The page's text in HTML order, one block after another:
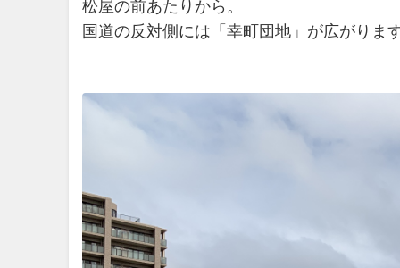
松屋の前あたりから。
国道の反対側には「幸町団地」が広がりま